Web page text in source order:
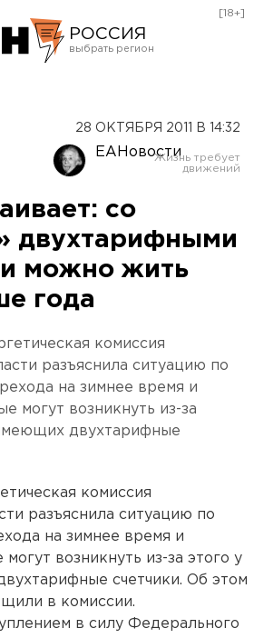
РОССИЯ
Оренбург
[18+]
28 ОКТЯБРЯ 2011 В 14:32
ЕАНовости
со
двухтарифными
можно жить
года
комиссия
разъяснила ситуацию по
на зимнее время и
могут возникнуть из-за
двухтарифные
комиссия
разъяснила ситуацию по
на зимнее время и
возникнуть из-за этого у
счетчики. Об этом
в комиссии.
в силу Федерального